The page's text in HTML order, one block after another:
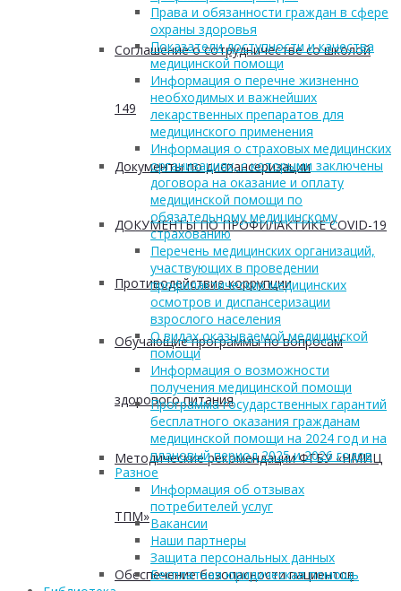
Соглашение о сотрудничестве со школой
149
Документы по диспансеризации
ДОКУМЕНТЫ ПО ПРОФИЛАКТИКЕ COVID-19
Противодействие коррупции
Обучающие программы по вопросам
здорового питания
Методические рекомендации ФГБУ «НМИЦ
ТПМ»
Обеспечение безопасности пациентов
Права и обязанности граждан в сфере
охраны здоровья
Показатели доступности и качества
медицинской помощи
Информация о перечне жизненно
необходимых и важнейших
лекарственных препаратов для
медицинского применения
Информация о страховых медицинских
организациях, с которыми заключены
договора на оказание и оплату
медицинской помощи по
обязательному медицинскому
страхованию
Перечень медицинских организаций,
участвующих в проведении
профилактических медицинских
осмотров и диспансеризации
взрослого населения
О видах оказываемой медицинской
помощи
Информация о возможности
получения медицинской помощи
Программа государственных гарантий
бесплатного оказания гражданам
медицинской помощи на 2024 год и на
плановый период 2025 и 2026 годов
Разное
Информация об отзывах
потребителей услуг
Вакансии
Наши партнеры
Защита персональных данных
Бесплатная юридическая помощь